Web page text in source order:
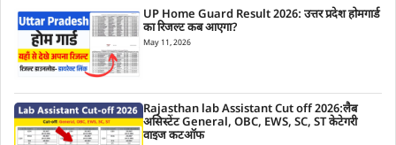
UP Home Guard Result 2026: उत्तर प्रदेश होमगार्ड
का रिजल्ट कब आएगा?
May 11, 2026
Rajasthan lab Assistant Cut off 2026:लैब
असिस्टेंट General, OBC, EWS, SC, ST केटेगरी
वाइज कटऑफ